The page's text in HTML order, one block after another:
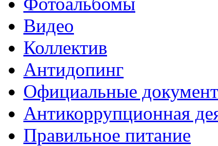
Видео
Коллектив
Антидопинг
Официальные
Антикоррупционная
Правильное питание